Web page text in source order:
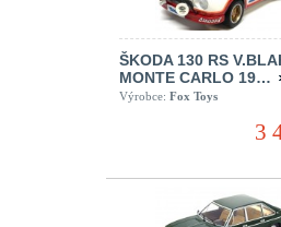
ŠKODA 130 RS
MONTE CARLO 19…
Výrobce: Fox Toys
3